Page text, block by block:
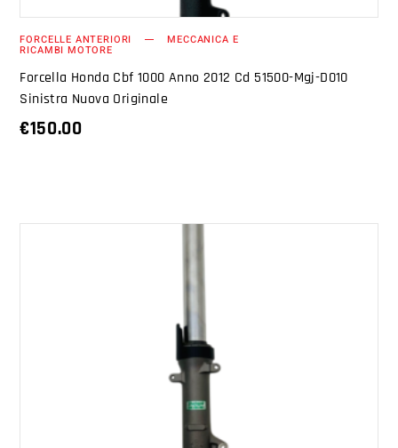
FORCELLE ANTERIORI MECCANICA E
RICAMBI MOTORE
Forcella Honda Cbf 1000 Anno 2012 Cd 51500-Mgj-D010
Sinistra Nuova Originale
€150.00
AGGIUNGI AL CARRELLO